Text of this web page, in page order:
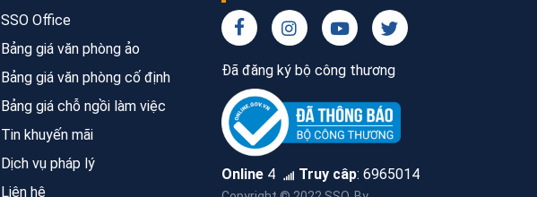
SSO Office
Bảng giá văn phòng ảo
Bảng giá văn phòng cố định
Bảng giá chỗ ngồi làm việc
Tin khuyến mãi
Dịch vụ pháp lý
Liên hệ
Đã đăng ký bộ công thương
Online 4 Truy câp: 6965014